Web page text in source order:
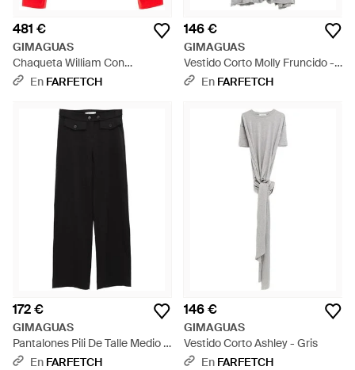
481 €
GIMAGUAS
Chaqueta William Con
Cremallera - Rojo
En FARFETCH
146 €
GIMAGUAS
Vestido Corto Molly Fruncido -
GrisEn FARFETCH
172 €
GIMAGUAS
Pantalones Pili De Talle Medio -
Negro
En FARFETCH
146 €
GIMAGUAS
Vestido Corto Ashley - Gris
En FARFETCH